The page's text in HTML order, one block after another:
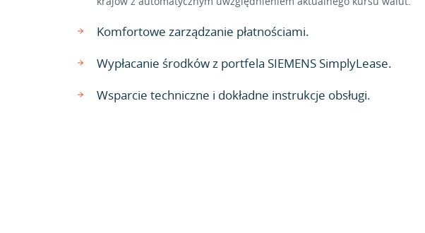
Komfortowe zarządzanie płatnościami.
Wypłacanie środków z portfela SIEMENS SimplyLease.
Wsparcie techniczne i dokładne instrukcje obsługi.